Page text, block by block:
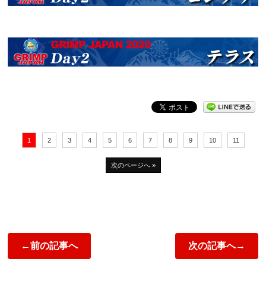
1 2 3 4 5 6 7 8 9 10 11
次のページへ »
←前の記事へ 次の記事へ→